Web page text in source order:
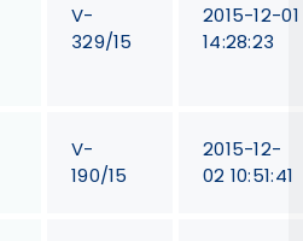
V-
329/15
2015-12-01
14:28:23
V-
190/15
2015-12-
02 10:51:41